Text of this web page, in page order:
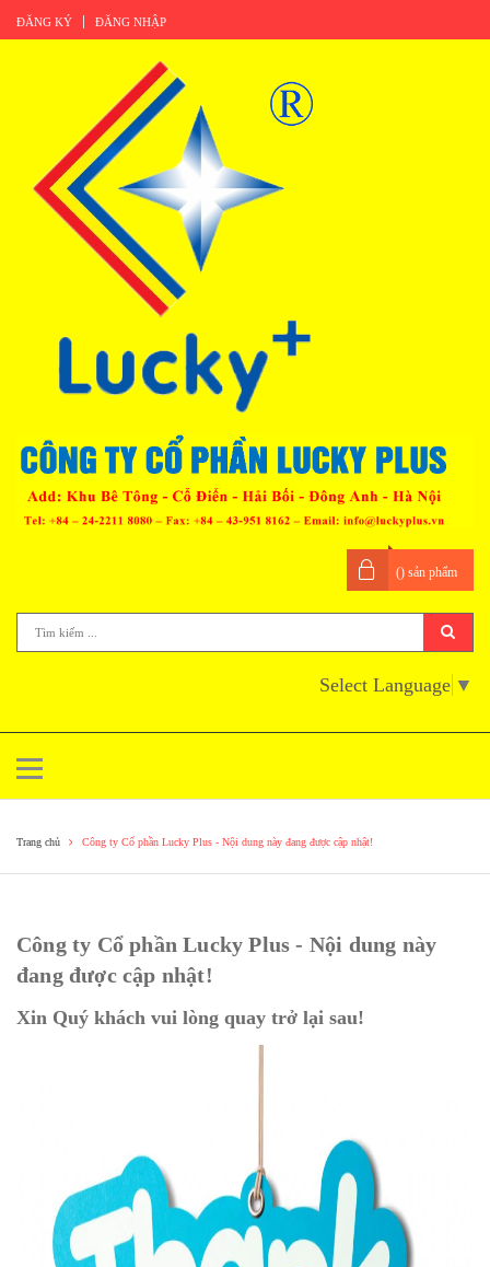
ĐĂNG KÝ ĐĂNG NHẬP
() sản phẩm
Select Language ▼
Trang chủ Công ty Cổ phần Lucky Plus - Nội dung này đang được cập nhật!
Công ty Cổ phần Lucky Plus - Nội dung này
đang được cập nhật!
Xin Quý khách vui lòng quay trở lại sau!